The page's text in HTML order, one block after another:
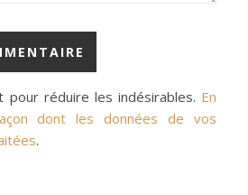
pour réduire les indésirables. En
dont les données de vos
.